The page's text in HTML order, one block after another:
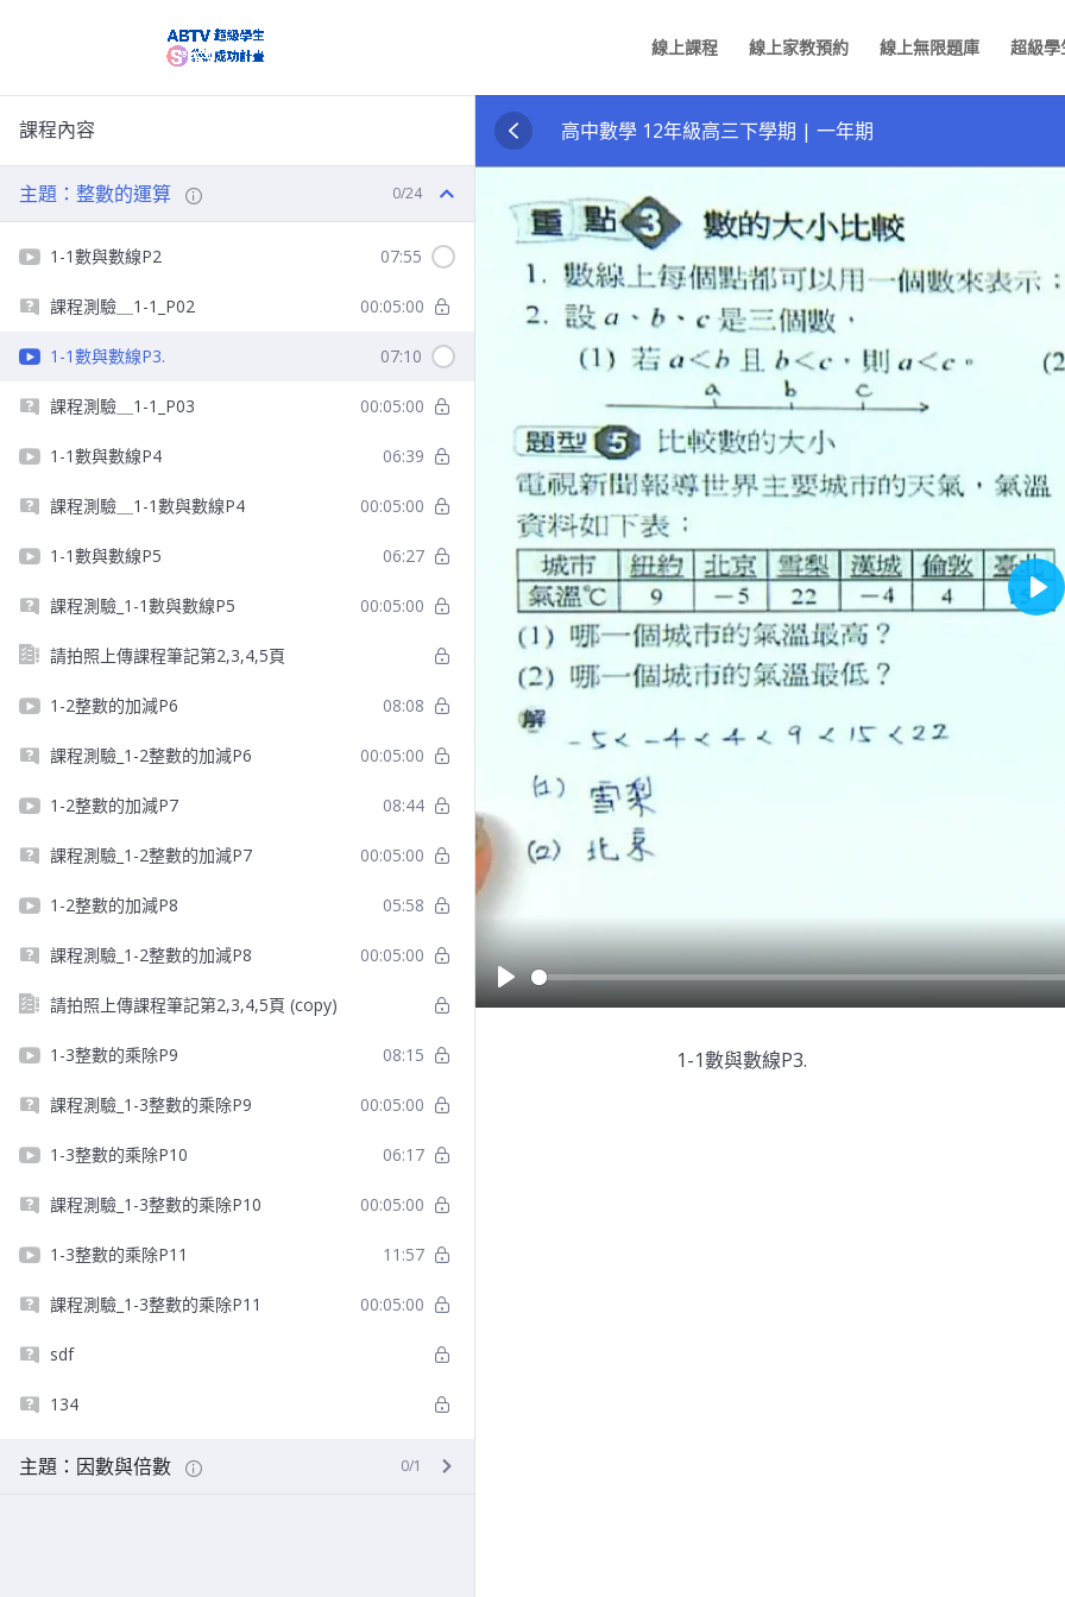
線上課程 線上家教預約 線上無限題庫 超級學
課程內容
主題：整數的運算 0/24
1-1數與數線P2 07:55
課程測驗＿1-1_P02 00:05:00
1-1數與數線P3. 07:10
課程測驗＿1-1_P03 00:05:00
1-1數與數線P4 06:39
課程測驗＿1-1數與數線P4 00:05:00
1-1數與數線P5 06:27
課程測驗_1-1數與數線P5 00:05:00
請拍照上傳課程筆記第2,3,4,5頁
1-2整數的加減P6 08:08
課程測驗_1-2整數的加減P6 00:05:00
1-2整數的加減P7 08:44
課程測驗_1-2整數的加減P7 00:05:00
1-2整數的加減P8 05:58
課程測驗_1-2整數的加減P8 00:05:00
請拍照上傳課程筆記第2,3,4,5頁 (copy)
1-3整數的乘除P9 08:15
課程測驗_1-3整數的乘除P9 00:05:00
1-3整數的乘除P10 06:17
課程測驗_1-3整數的乘除P10 00:05:00
1-3整數的乘除P11 11:57
課程測驗_1-3整數的乘除P11 00:05:00
sdf
134
主題：因數與倍數 0/1
高中數學 12年級高三下學期 | 一年期
Play
Play
1-1數與數線P3.